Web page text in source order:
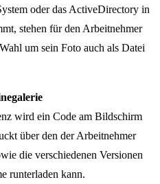
oder das ActiveDirectory in
stehen für den Arbeitnehmer
um sein Foto auch als Datei
wird ein Code am Bildschirm
über den der Arbeitnehmer
die verschiedenen Versionen
runterladen kann.